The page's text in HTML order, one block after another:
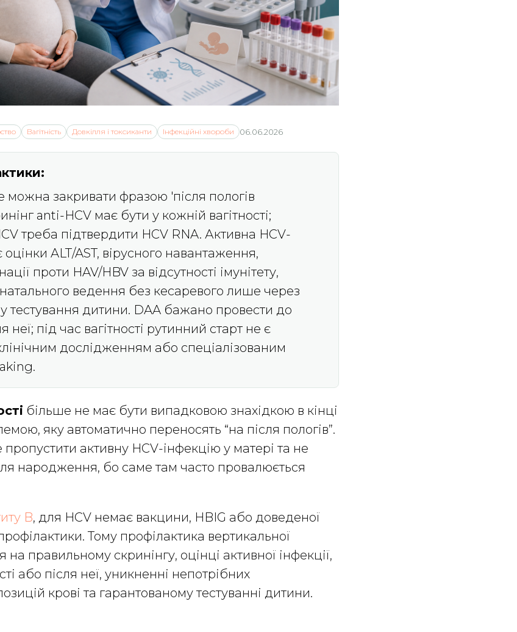
Вагітність Довкілля і токсиканти Інфекційні хвороби 06.06.2026
можна закривати фразою 'після пологів
anti-HCV має бути у кожній вагітності;
треба підтвердити HCV RNA. Активна HCV-
ALT/AST, вірусного навантаження,
проти HAV/HBV за відсутності імунітету,
ведення без кесаревого лише через
тестування дитини. DAA бажано провести до
неї; під час вагітності рутинний старт не є
дослідженням або спеціалізованим
більше не має бути випадковою знахідкою в кінці
яку автоматично переносять “на після пологів”.
пропустити активну HCV-інфекцію у матері та не
народження, бо саме там часто провалюється
B, для HCV немає вакцини, HBIG або доведеної
Тому профілактика вертикальної
на правильному скринінгу, оцінці активної інфекції,
або після неї, уникненні непотрібних
крові та гарантованому тестуванні дитини.